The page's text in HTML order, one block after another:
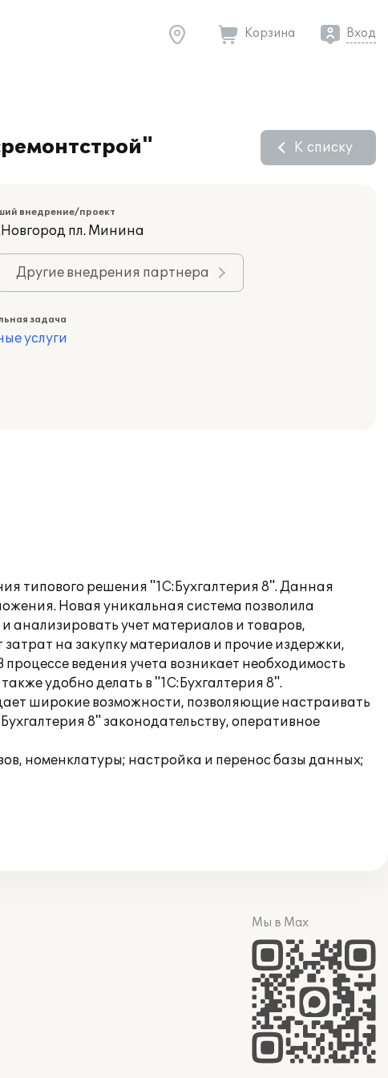
Корзина Вход
К списку
внедрение/проект
пл. Минина
Другие внедрения партнера
задача
услуги
типового решения "1С:Бухгалтерия 8". Данная
Новая уникальная система позволила
анализировать учет материалов и товаров,
на закупку материалов и прочие издержки,
ведения учета возникает необходимость
удобно делать в "1С:Бухгалтерия 8".
широкие возможности, позволяющие настраивать
8" законодательству, оперативное
номенклатуры; настройка и перенос базы данных;
Мы в Max